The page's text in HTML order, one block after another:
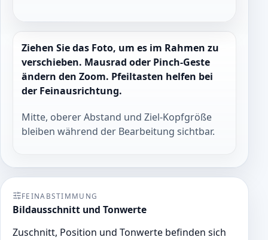
Ziehen Sie das Foto, um es im Rahmen zu
verschieben. Mausrad oder Pinch-Geste
ändern den Zoom. Pfeiltasten helfen bei
der Feinausrichtung.
Mitte, oberer Abstand und Ziel-Kopfgröße
bleiben während der Bearbeitung sichtbar.
FEINABSTIMMUNG
Bildausschnitt und Tonwerte
Zuschnitt, Position und Tonwerte befinden sich